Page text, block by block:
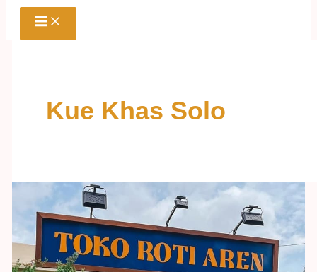
Kue Khas Solo